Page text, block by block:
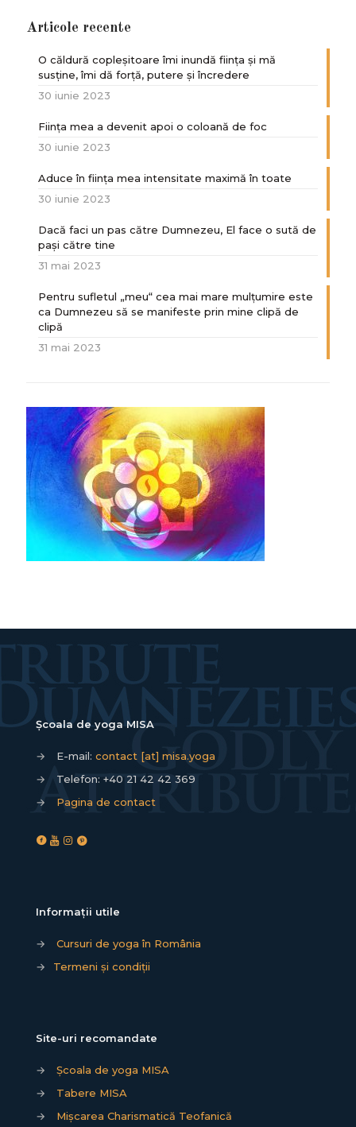
Articole recente
O căldură copleșitoare îmi inundă ființa și mă
susține, îmi dă forță, putere și încredere
30 iunie 2023
Ființa mea a devenit apoi o coloană de foc
30 iunie 2023
Aduce în ființa mea intensitate maximă în toate
30 iunie 2023
Dacă faci un pas către Dumnezeu, El face o sută de
paşi către tine
31 mai 2023
Pentru sufletul „meu“ cea mai mare mulțumire este
ca Dumnezeu să se manifeste prin mine clipă de
clipă
31 mai 2023
Școala de yoga MISA
→ E-mail: contact [at] misa.yoga
→
Telefon: +40 21 42 42 369
→
Pagina de contact
Informații utile
→
Cursuri de yoga în România
→
Termeni și condiții
Site-uri recomandate
→
Școala de yoga MISA
→
Tabere MISA
→
Mișcarea Charismatică Teofanică